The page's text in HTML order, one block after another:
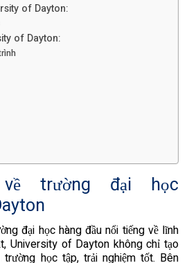
of Dayton:
of Dayton:
trường đại học
đại học hàng đầu nổi tiếng về lĩnh
University of Dayton không chỉ tạo
học tập, trải nghiệm tốt. Bên